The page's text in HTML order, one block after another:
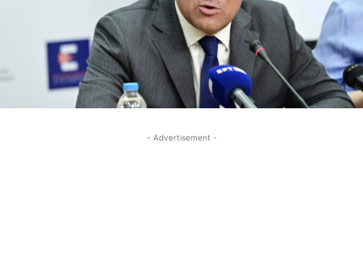
- Advertisement -